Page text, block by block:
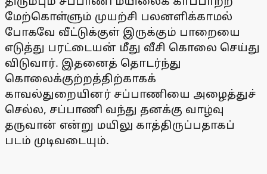
மேற்கொள்ளும் முயற்சி பலனளிக்காமல்
போகவே வீட்டுக்குள் இருக்கும் பாறையை
எடுத்து பரட்டையன் மீது வீசி கொலை செய்து
விடுவார். இதனைத் தொடர்ந்து
கொலைக்குற்றத்திற்காகக்
காவல்துறையினர் சப்பாணியை அழைத்துச்
செல்ல, சப்பாணி வந்து தனக்கு வாழ்வு
தருவான் என்று மயிலு காத்திருப்பதாகப்
படம் முடிவடையும்.